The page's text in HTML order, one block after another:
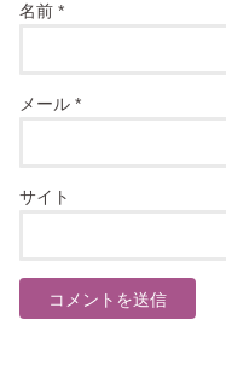
名前*
メール*
サイト